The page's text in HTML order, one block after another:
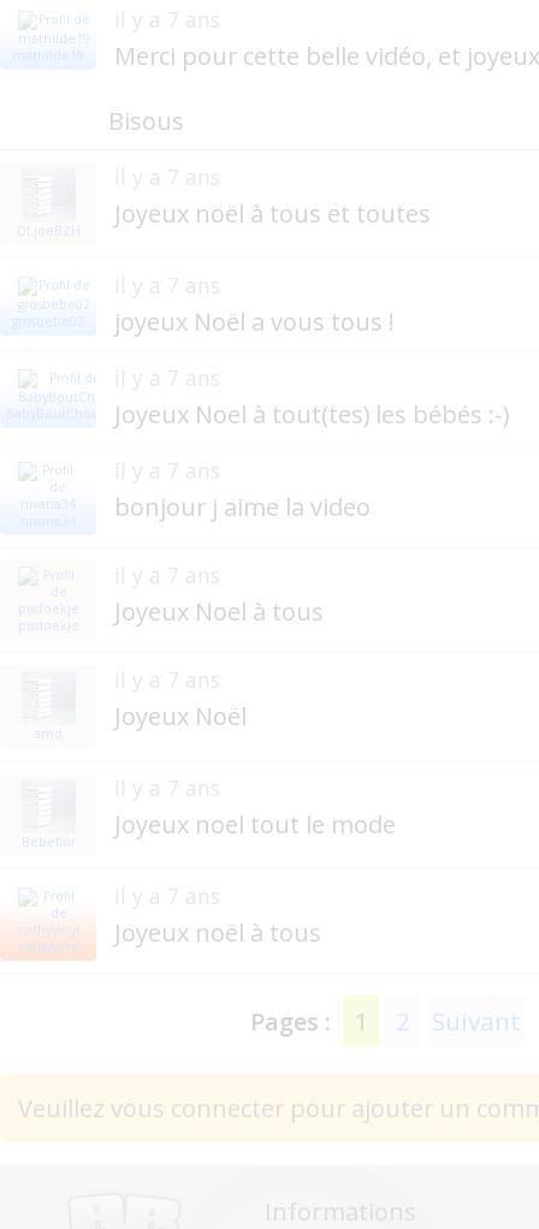
mathilde19
il y a 7 ans
Merci pour cette belle vidéo, et
Bisous
DLjoeBZH
il y a 7 ans
Joyeux noël à tous et toutes
grosbebe02
il y a 7 ans
joyeux Noël a vous tous !
BabyBoutChou
il y a 7 ans
Joyeux Noel à tout(tes) les bébés :-)
nivana34
il y a 7 ans
bonjour j aime la video
pisdoekje
il y a 7 ans
Joyeux Noel à tous
amd
il y a 7 ans
Joyeux Noël
Bebeflor
il y a 7 ans
Joyeux noel tout le mode
cathyvinyl
il y a 7 ans
Joyeux noël à tous
Pages : 1 2 Suivant
Veuillez vous connecter pour ajouter un
Informations